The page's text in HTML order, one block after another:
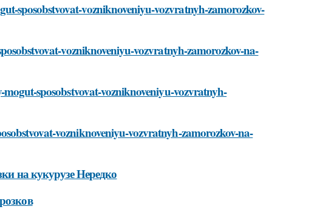
sposobstvovat-vozniknoveniyu-vozvratnyh-zamorozkov-
vozniknoveniyu-vozvratnyh-zamorozkov-na-
sposobstvovat-vozniknoveniyu-vozvratnyh-
vozniknoveniyu-vozvratnyh-zamorozkov-na-
на кукурузе Нередко